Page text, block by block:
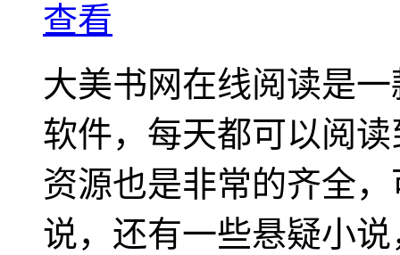
查看
大美书网在线阅读是
软件，每天都可以阅
资源也是非常的齐全
说，还有一些悬疑小